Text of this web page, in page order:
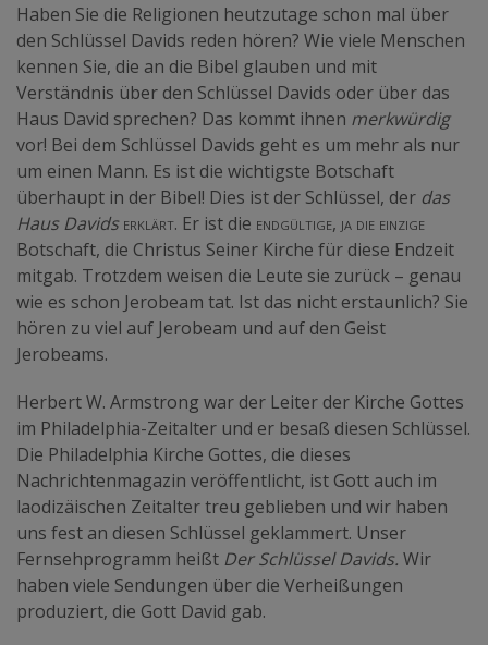
Haben Sie die Religionen heutzutage schon mal über
den Schlüssel Davids reden hören? Wie viele Menschen
kennen Sie, die an die Bibel glauben und mit
Verständnis über den Schlüssel Davids oder über das
Haus David sprechen? Das kommt ihnen merkwürdig
vor! Bei dem Schlüssel Davids geht es um mehr als nur
um einen Mann. Es ist die wichtigste Botschaft
überhaupt in der Bibel! Dies ist der Schlüssel, der das
Haus Davids erklärt. Er ist die endgültige, ja die einzige
Botschaft, die Christus Seiner Kirche für diese Endzeit
mitgab. Trotzdem weisen die Leute sie zurück – genau
wie es schon Jerobeam tat. Ist das nicht erstaunlich? Sie
hören zu viel auf Jerobeam und auf den Geist
Jerobeams.
Herbert W. Armstrong war der Leiter der Kirche Gottes
im Philadelphia-Zeitalter und er besaß diesen Schlüssel.
Die Philadelphia Kirche Gottes, die dieses
Nachrichtenmagazin veröffentlicht, ist Gott auch im
laodizäischen Zeitalter treu geblieben und wir haben
uns fest an diesen Schlüssel geklammert. Unser
Fernsehprogramm heißt Der Schlüssel Davids. Wir
haben viele Sendungen über die Verheißungen
produziert, die Gott David gab.